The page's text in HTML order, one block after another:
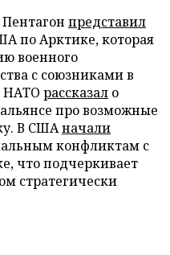
представил
по Арктике, которая
военного
с союзниками в
НАТО рассказал о
про возможные
В СШАначали
конфликтам с
что подчеркивает
стратегически